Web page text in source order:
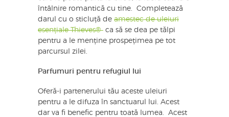
întâlnire romantică cu tine. Completează
darul cu o sticluță de amestec de uleiuri
esențiale Thieves® ca să se dea pe tălpi
pentru a le menține prospețimea pe tot
parcursul zilei.
Parfumuri pentru refugiul lui
Oferă-i partenerului tău aceste uleiuri
pentru a le difuza în sanctuarul lui. Acest
dar va fi benefic pentru toată lumea. Acest